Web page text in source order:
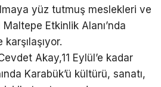
yüz tutmuş meslekleri ve
Etkinlik Alanı’nda
Akay,11 Eylül’e kadar
Karabük’ü kültürü, sanatı,